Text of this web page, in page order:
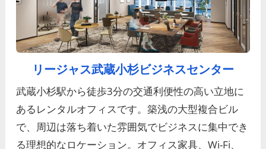
リージャス武蔵小杉ビジネスセンター
武蔵小杉駅から徒歩3分の交通利便性の高い立地に
あるレンタルオフィスです。築浅の大型複合ビル
で、周辺は落ち着いた雰囲気でビジネスに集中でき
る理想的なロケーション。オフィス家具、Wi-Fi、